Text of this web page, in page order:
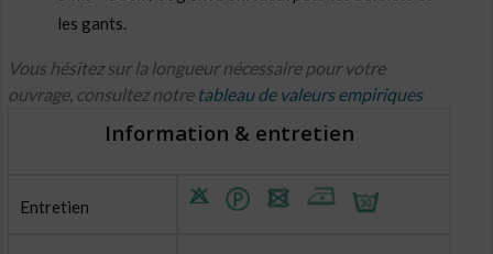
les gants.
Vous hésitez sur la longueur nécessaire pour votre
ouvrage, consultez notre tableau de valeurs empiriques
Information & entretien
Entretien